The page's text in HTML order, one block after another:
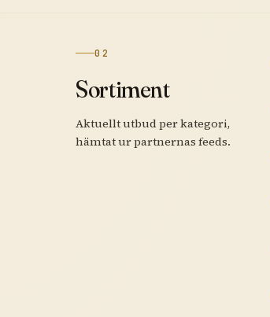
02
Sortiment
Aktuellt utbud per kategori,
hämtat ur partnernas feeds.